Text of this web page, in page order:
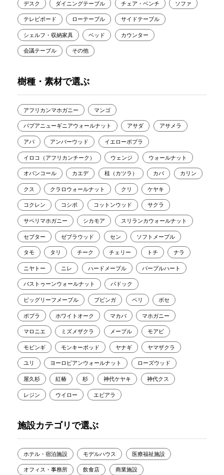
デスク ダイニングテーブル チェア・ベンチ ソファ
テレビボード ローテーブル サイドテーブル
シェルフ・収納家具 ベッド カウンター
会議テーブル その他
樹種・素材で選ぶ
アフリカンマホガニー マンゴ
パプアニューギニアウォールナット アサダ アサメラ
アパ アンバーウッド イエローポプラ
イロコ（アフリカンチーク） ウェンジ ウォールナット
オバンコール カエデ 桂（カツラ） カバ カリン
クス クラロウォールナット クリ ケヤキ
コクレン コシポ コットンウッド サクラ
サペリマホガニー シカモア スリランカウォールナット
セプター ゼブラウッド セン ソフトメープル
タモ タリ チーク チェリー トチ ナラ
ニヤトー ニレ ハードメープル パープルハート
バストゥーンウォールナット パドック
ビッグリーフメープル ブビンガ ベリ ボセ
ポプラ ホワイトオーク マカバ マホガニー
マロニエ ミズメザクラ メープル モアビ
モビンギ モンキーポッド ヤナギ ヤマザクラ
ユリ ヨーロピアンウォールナット ローズウッド
屋久杉 紅椿 杉 神代ケヤキ 神代クス
レジン ウイロー エビアラ
施設カテゴリで選ぶ
ホテル・宿泊施設 モデルハウス 医療福祉施設
オフィス・事務所 飲食店 商業施設